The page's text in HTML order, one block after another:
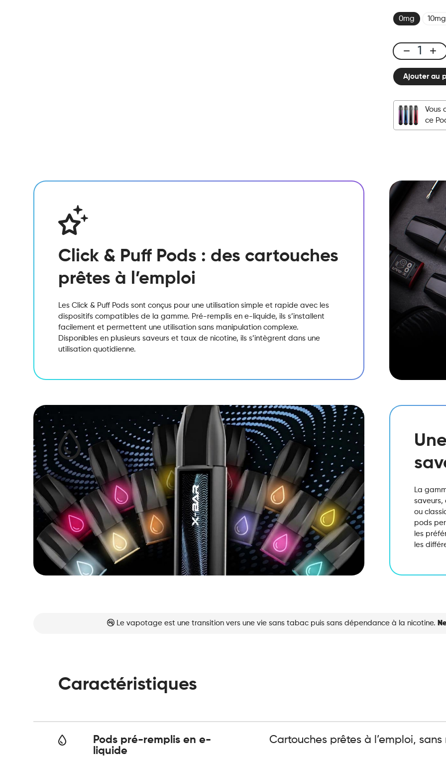
0mg 10mg
Click
Puff
Pod
Super
Menthol
Ajouter au
Vous
ce
Click & Puff Pods : des cartouches
prêtes à l’emploi
Les Click & Puff Pods sont conçus pour une utilisation simple et rapide avec les
dispositifs compatibles de la gamme. Pré-remplis en e-liquide, ils s’installent
facilement et permettent une utilisation sans manipulation complexe.
Disponibles en plusieurs saveurs et taux de nicotine, ils s’intègrent dans une
utilisation quotidienne.
La
saveurs,
ou
pods
les
les
Le vapotage est une transition vers une vie sans tabac puis sans dépendance à la nicotine.
Caractéristiques
Pods pré-remplis en e-
liquide
Cartouches prêtes à l’emploi,